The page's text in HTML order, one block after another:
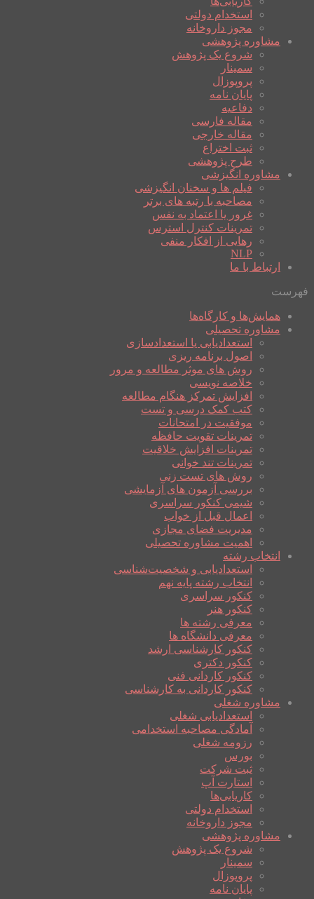
استخدام دولتی
مجوز داروخانه
مشاوره پژوهشی
شروع یک پژوهش
سمینار
پروپوزال
پایان نامه
دفاعیه
مقاله فارسی
مقاله خارجی
ثبت اختراع
طرح پژوهشی
مشاوره انگیزشی
فیلم ها و سخنان انگیزشی
مصاحبه با رتبه های برتر
غرور یا اعتماد به نفس
تمرینات کنترل استرس
رهایی از افکار منفی
NLP
ارتباط با ما
فهرست
همایش‌ها و کارگاه‌ها
مشاوره تحصیلی
استعدادیابی یا استعدادسازی
اصول برنامه ریزی
روش های موثر مطالعه و مرور
خلاصه نویسی
افزایش تمرکز هنگام مطالعه
کتب کمک درسی و تست
موفقیت در امتحانات
تمرینات تقویت حافظه
تمرینات افزایش خلاقیت
تمرینات تند خوانی
روش های تست زنی
بررسی آزمون های آزمایشی
شیمی کنکور سراسری
اعمال قبل از خواب
مدیریت فضای مجازی
اهمیت مشاوره تحصیلی
انتخاب رشته
استعدادیابی و شخصیت‌شناسی
انتخاب رشته پایه نهم
کنکور سراسری
کنکور هنر
معرفی رشته ها
معرفی دانشگاه ها
کنکور کارشناسی ارشد
کنکور دکتری
کنکور کاردانی فنی
کنکور کاردانی به کارشناسی
مشاوره شغلی
استعدادیابی شغلی
آمادگی مصاحبه استخدامی
رزومه شغلی
بورس
ثبت شرکت
استارت آپ
کاریابی‌ها
استخدام دولتی
مجوز داروخانه
مشاوره پژوهشی
شروع یک پژوهش
سمینار
پروپوزال
پایان نامه